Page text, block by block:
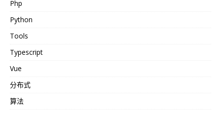
Php
Python
Tools
Typescript
Vue
分布式
算法